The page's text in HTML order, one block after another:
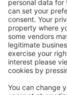
zrušení.
S námi
Atraktivní
uživatele.